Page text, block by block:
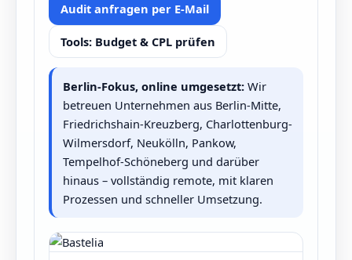
Audit anfragen per E-Mail
Tools: Budget & CPL prüfen
Berlin-Fokus, online umgesetzt: Wir
betreuen Unternehmen aus Berlin-Mitte,
Friedrichshain-Kreuzberg, Charlottenburg-
Wilmersdorf, Neukölln, Pankow,
Tempelhof-Schöneberg und darüber
hinaus – vollständig remote, mit klaren
Prozessen und schneller Umsetzung.